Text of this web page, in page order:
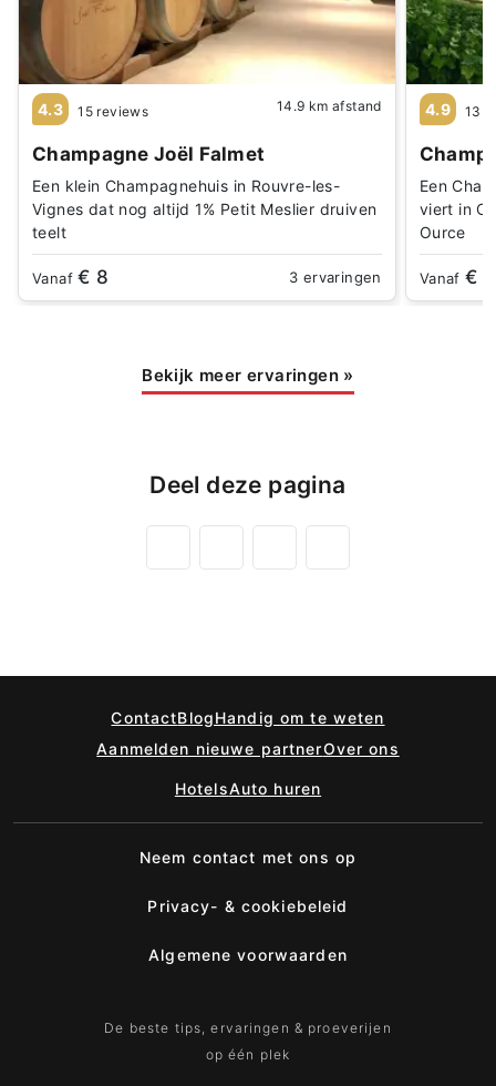
4.3 15 reviews 14.9 km afstand
Champagne Joël Falmet
Een klein Champagnehuis in Rouvre-les-
Vignes dat nog altijd 1% Petit Meslier druiven
teelt
Vanaf€ 8 3 ervaringen
4.9 13
Een
viert in
Ource
Vanaf€
Bekijk meer ervaringen »
Deel deze pagina
ContactBlogHandig om te weten
Aanmelden nieuwe partnerOver ons
HotelsAuto huren
Neem contact met ons op
Privacy- & cookiebeleid
Algemene voorwaarden
De beste tips, ervaringen & proeverijen
op één plek